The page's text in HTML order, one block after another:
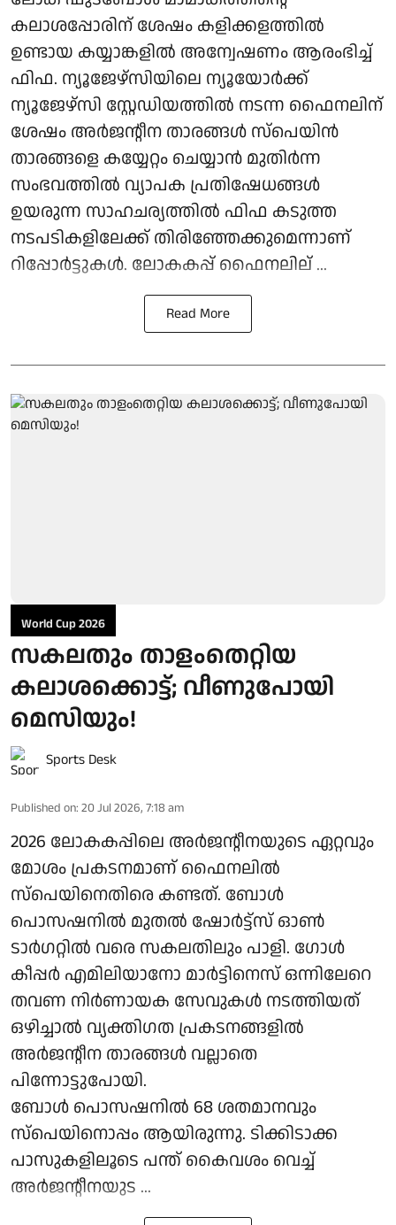
കലാശപ്പോരിന് ശേഷം കളിക്കളത്തില്‍
ഉണ്ടായ കയ്യാങ്കളില്‍ അന്വേഷണം ആരംഭിച്ച്
ഫിഫ. ന്യൂജേഴ്സിയിലെ ന്യൂയോര്‍ക്ക്
ന്യൂജേഴ്സി സ്റ്റേഡിയത്തില്‍ നടന്ന ഫൈനലിന്
ശേഷം അര്‍ജന്റീന താരങ്ങള്‍ സ്‌പെയിന്‍
താരങ്ങളെ കയ്യേറ്റം ചെയ്യാന്‍ മുതിര്‍ന്ന
സംഭവത്തില്‍ വ്യാപക പ്രതിഷേധങ്ങള്‍
ഉയരുന്ന സാഹചര്യത്തില്‍ ഫിഫ കടുത്ത
നടപടികളിലേക്ക് തിരിഞ്ഞേക്കുമെന്നാണ്
റിപ്പോര്‍ട്ടുകള്‍. ലോകകപ്പ് ഫൈനലില് ...
Read More
World Cup 2026
സകലതും താളംതെറ്റിയ
കലാശക്കൊട്ട്; വീണുപോയി
മെസിയും!
Sports Desk
Published on: 20 Jul 2026, 7:18 am
2026 ലോകകപ്പിലെ അർജന്റീനയുടെ ഏറ്റവും
മോശം പ്രകടനമാണ് ഫൈനലിൽ
സ്‌പെയിനെതിരെ കണ്ടത്. ബോൾ
പൊസഷനിൽ മുതൽ ഷോർട്ട്‌സ് ഓൺ
ടാർഗറ്റിൽ വരെ സകലതിലും പാളി. ഗോൾ
കീപ്പർ എമിലിയാനോ മാർട്ടിനെസ് ഒന്നിലേറെ
തവണ നിർണായക സേവുകൾ നടത്തിയത്
ഒഴിച്ചാൽ വ്യക്തിഗത പ്രകടനങ്ങളിൽ
അർജന്റീന താരങ്ങൾ വല്ലാതെ
പിന്നോട്ടുപോയി.
ബോൾ പൊസഷനിൽ 68 ശതമാനവും
സ്‌പെയിനൊപ്പം ആയിരുന്നു. ടിക്കിടാക്ക
പാസുകളിലൂടെ പന്ത് കൈവശം വെച്ച്
അർജന്റീനയുട ...